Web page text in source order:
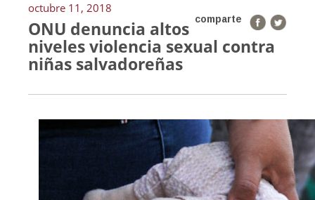
octubre 11, 2018
comparte
ONU denuncia altos
niveles violencia sexual contra
niñas salvadoreñas